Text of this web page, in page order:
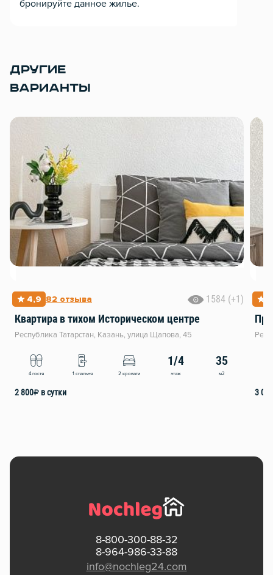
бронируйте данное жилье.
ДРУГИЕ
ВАРИАНТЫ
4,9 82 отзыва
1584 (+1)
Квартира в тихом Историческом центре
Республика Татарстан, Казань, улица Щапова, 45
4 гостя 1 спальня 2 кровати
1/4
этаж
35
м2
2 800₽ в сутки 3 000
8-800-300-88-32
8-964-986-33-88
info@nochleg24.com